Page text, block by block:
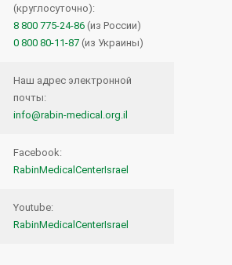
(круглосуточно):
8 800 775-24-86 (из России)
0 800 80-11-87 (из Украины)
Наш адрес электронной
почты:
info@rabin-medical.org.il
Facebook:
RabinMedicalCenterIsrael
Youtube:
RabinMedicalCenterIsrael